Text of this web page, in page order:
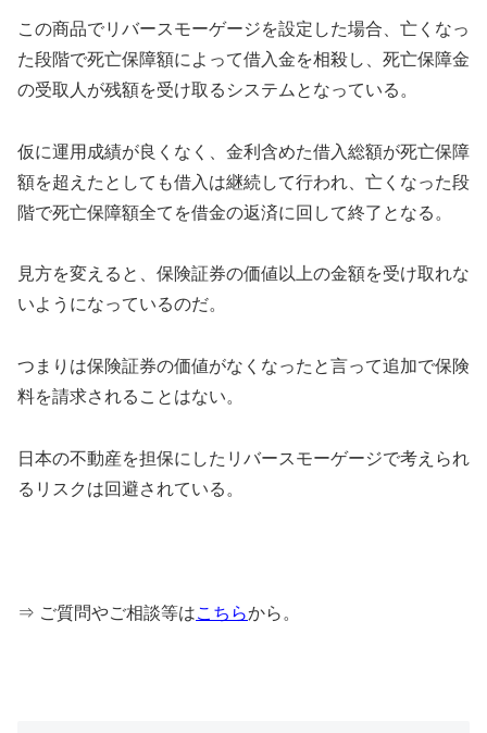
この商品でリバースモーゲージを設定した場合、亡くなっ
た段階で死亡保障額によって借入金を相殺し、死亡保障金
の受取人が残額を受け取るシステムとなっている。
仮に運用成績が良くなく、金利含めた借入総額が死亡保障
額を超えたとしても借入は継続して行われ、亡くなった段
階で死亡保障額全てを借金の返済に回して終了となる。
見方を変えると、保険証券の価値以上の金額を受け取れな
いようになっているのだ。
つまりは保険証券の価値がなくなったと言って追加で保険
料を請求されることはない。
日本の不動産を担保にしたリバースモーゲージで考えられ
るリスクは回避されている。
⇒ ご質問やご相談等はこちらから。